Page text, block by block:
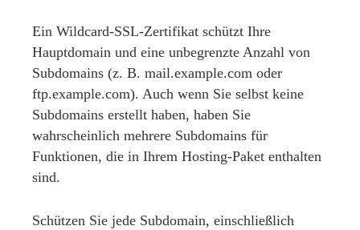
Ein Wildcard-SSL-Zertifikat schützt Ihre
Hauptdomain und eine unbegrenzte Anzahl von
Subdomains (z. B. mail.example.com oder
ftp.example.com). Auch wenn Sie selbst keine
Subdomains erstellt haben, haben Sie
wahrscheinlich mehrere Subdomains für
Funktionen, die in Ihrem Hosting-Paket enthalten
sind.
Schützen Sie jede Subdomain, einschließlich